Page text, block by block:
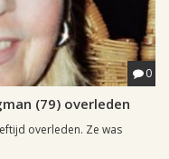
0
(79) overleden
overleden. Ze was